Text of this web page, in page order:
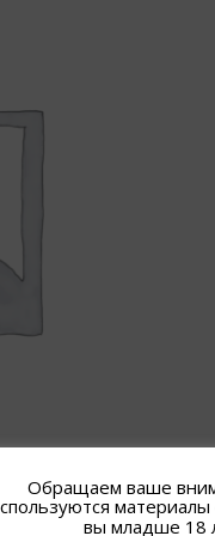
Обращаем ваше
вы младше 18